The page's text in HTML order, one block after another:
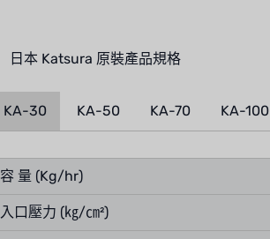
日本 Katsura 原裝產品規格
KA-30 KA-50 KA-70 KA-100
容 量 (Kg/hr)
入口壓力 (㎏/㎝²)